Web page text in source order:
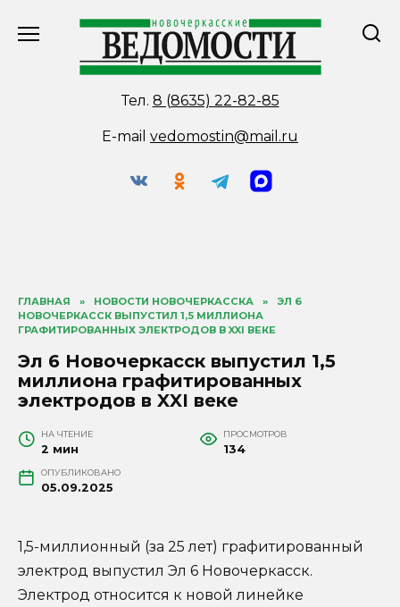
Тел. 8 (8635) 22-82-85
E-mail vedomostin@mail.ru
ГЛАВНАЯ » НОВОСТИ НОВОЧЕРКАССКА »
ЭЛ 6
НОВОЧЕРКАССК ВЫПУСТИЛ 1,5 МИЛЛИОНА
ГРАФИТИРОВАННЫХ ЭЛЕКТРОДОВ В XXI ВЕКЕ
Эл 6 Новочеркасск выпустил 1,5
миллиона графитированных
электродов в XXI веке
НА ЧТЕНИЕ
2 мин
ПРОСМОТРОВ
134
ОПУБЛИКОВАНО
05.09.2025
1,5-миллионный (за 25 лет) графитированный
электрод выпустил Эл 6 Новочеркасск.
Электрод относится к новой линейке